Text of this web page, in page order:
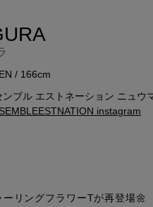
/ 166cm
ンブル エストネーション ニュウ
instagram
リングフラワーTが再登場🌼